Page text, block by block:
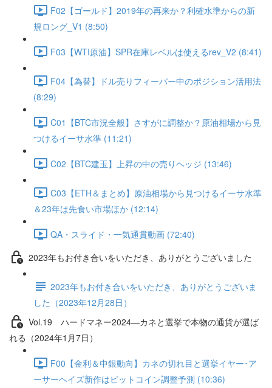
F02【ゴールド】2019年の再来か？利確水準からの新
規ロング_V1 (8:50)
F03【WTI原油】SPR在庫レベルは使えるrev_V2 (8:41)
F04【為替】ドル売りフィーバー中のポジション活用法
(8:29)
C01【BTC市況全般】さすがに調整か？原油相場から見
つけるイーサ水準 (11:21)
C02【BTC建玉】上昇の中の売りヘッジ (13:46)
C03【ETH＆まとめ】原油相場から見つけるイーサ水準
＆23年は先食い市場ほか (12:14)
QA・スライド・一気通貫動画 (72:40)
2023年もお付き合いをいただき、ありがとうございました
2023年もお付き合いをいただき、ありがとうございま
した（2023年12月28日）
Vol.19 ハードマネー2024―カネと選挙で本物の通貨が選ば
れる（2024年1月7日）
F00【金利＆中銀動向】カネの切れ目と選挙イヤー･ア
ーサーヘイズ新作はビットコイン調整予測 (10:36)